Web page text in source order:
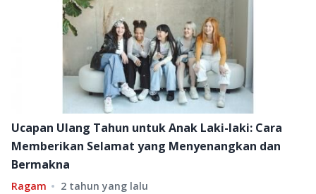
Ucapan Ulang Tahun untuk Anak Laki-laki: Cara
Memberikan Selamat yang Menyenangkan dan
Bermakna
Ragam 2 tahun yang lalu